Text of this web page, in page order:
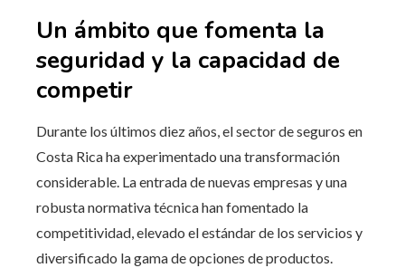
Un ámbito que fomenta la
seguridad y la capacidad de
competir
Durante los últimos diez años, el sector de seguros en
Costa Rica ha experimentado una transformación
considerable. La entrada de nuevas empresas y una
robusta normativa técnica han fomentado la
competitividad, elevado el estándar de los servicios y
diversificado la gama de opciones de productos.